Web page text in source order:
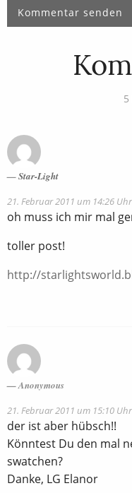
Star-Light
21. Februar 2011 um 14:26 Uhr
oh muss ich mir mal
toller post!
http://
Anonymous
21. Februar 2011 um 15:10 Uhr
der ist aber hübsch!!
Könntest Du den mal
swatchen?
Danke, LG Elanor